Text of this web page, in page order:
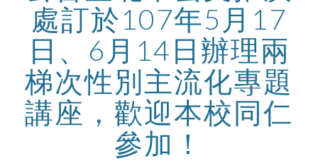
處訂於107年5月17
日、6月14日辦理兩
梯次性別主流化專題
講座，歡迎本校同仁
參加！